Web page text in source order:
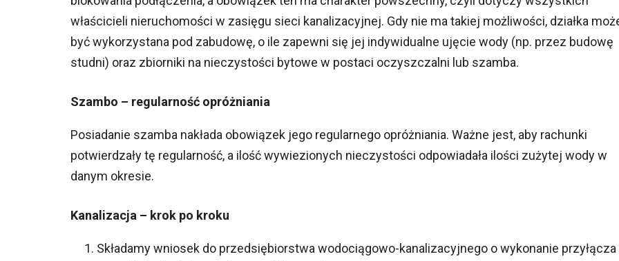
właścicieli nieruchomości w zasięgu sieci kanalizacyjnej. Gdy nie ma takiej możliwości, działka
być wykorzystana pod zabudowę, o ile zapewni się jej indywidualne ujęcie wody (np. przez budowę
studni) oraz zbiorniki na nieczystości bytowe w postaci oczyszczalni lub szamba.
Szambo – regularność opróżniania
Posiadanie szamba nakłada obowiązek jego regularnego opróżniania. Ważne jest, aby rachunki
potwierdzały tę regularność, a ilość wywiezionych nieczystości odpowiadała ilości zużytej wody w
danym okresie.
Kanalizacja – krok po kroku
Składamy wniosek do przedsiębiorstwa wodociągowo-kanalizacyjnego o wykonanie przyłącza